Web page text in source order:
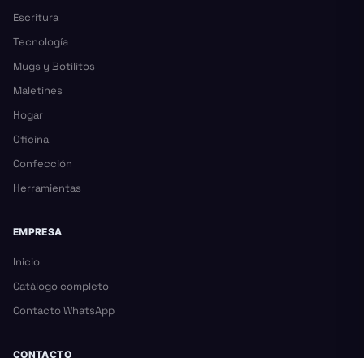
Escritura
Tecnología
Mugs y Botilitos
Maletines
Hogar
Oficina
Confección
Herramientas
EMPRESA
Inicio
Catálogo completo
Contacto WhatsApp
CONTACTO